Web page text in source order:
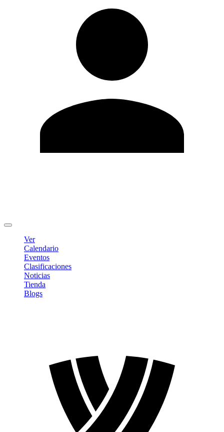
Ver
Calendario
Eventos
Clasificaciones
Noticias
Tienda
Blogs